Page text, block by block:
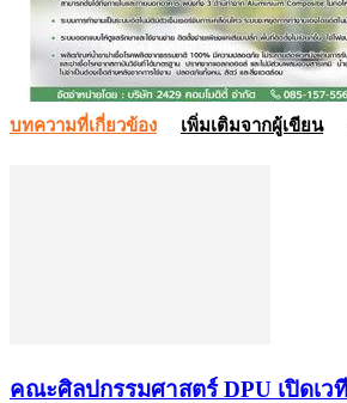
บทความที่เกี่ยวข้อง เพิ่มเติมจากผู้เขียน
คณะศิลปกรรมศาสตร์ DPU เปิดเว